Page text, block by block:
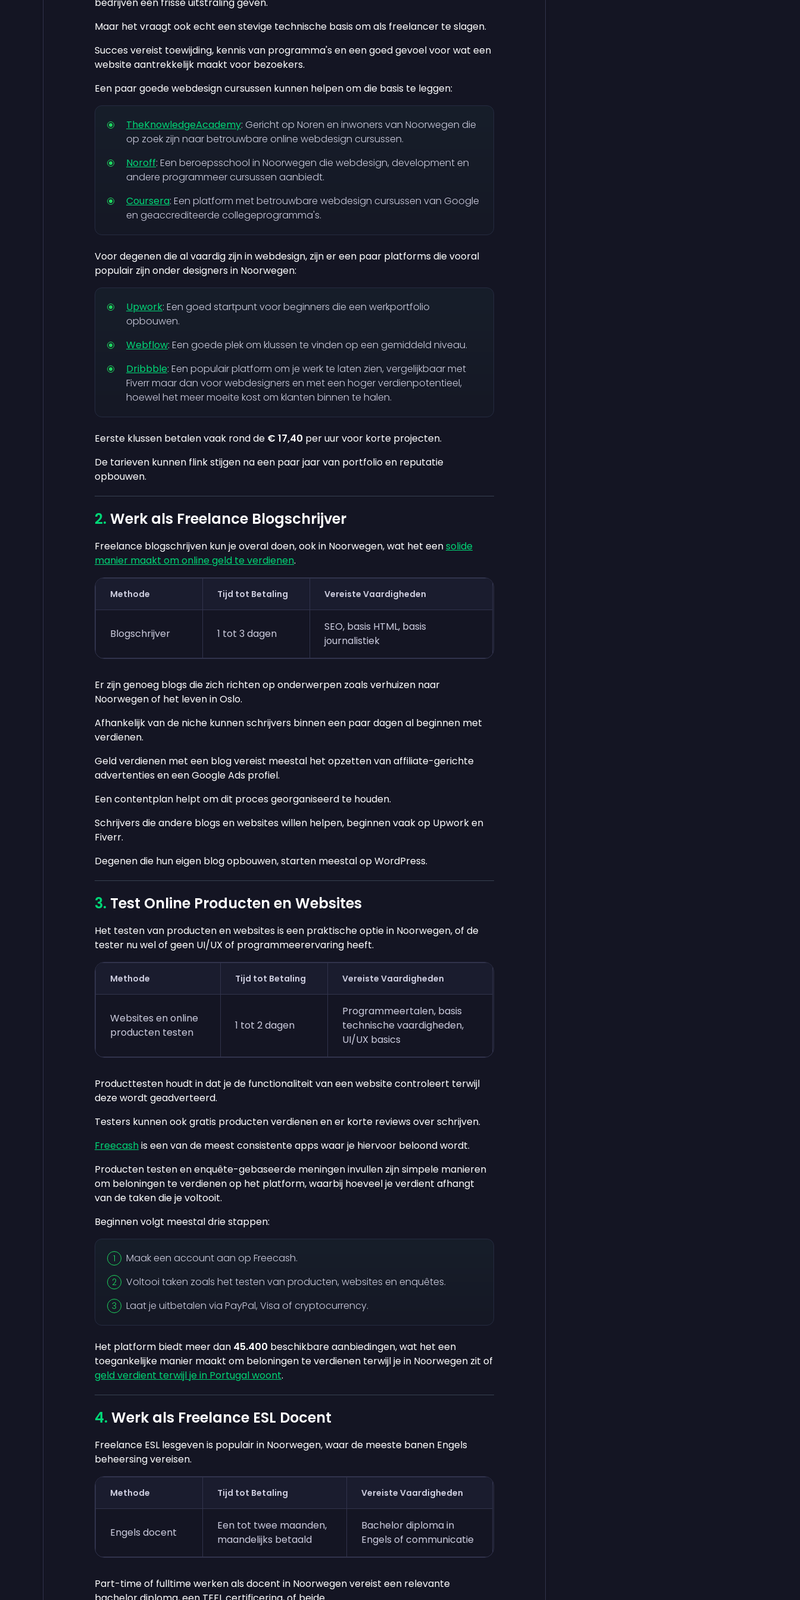
Maar het vraagt ook echt een stevige technische basis om als freelancer te slagen.
Succes vereist toewijding, kennis van programma's en een goed gevoel voor wat een
website aantrekkelijk maakt voor bezoekers.
Een paar goede webdesign cursussen kunnen helpen om die basis te leggen:
TheKnowledgeAcademy: Gericht op Noren en inwoners van Noorwegen die
op zoek zijn naar betrouwbare online webdesign cursussen.
Noroff: Een beroepsschool in Noorwegen die webdesign, development en
andere programmeer cursussen aanbiedt.
Coursera: Een platform met betrouwbare webdesign cursussen van Google
en geaccrediteerde collegeprogramma's.
Voor degenen die al vaardig zijn in webdesign, zijn er een paar platforms die vooral
populair zijn onder designers in Noorwegen:
Upwork: Een goed startpunt voor beginners die een werkportfolio
opbouwen.
Webflow: Een goede plek om klussen te vinden op een gemiddeld niveau.
Dribbble: Een populair platform om je werk te laten zien, vergelijkbaar met
Fiverr maar dan voor webdesigners en met een hoger verdienpotentieel,
hoewel het meer moeite kost om klanten binnen te halen.
Eerste klussen betalen vaak rond de € 17,40 per uur voor korte projecten.
De tarieven kunnen flink stijgen na een paar jaar van portfolio en reputatie
opbouwen.
Werk als Freelance Blogschrijver
Freelance blogschrijven kun je overal doen, ook in Noorwegen, wat het eensolide
manier maakt om online geld te verdienen.
Methode Tijd tot Betaling Vereiste Vaardigheden
Blogschrijver 1 tot 3 dagen
SEO, basis HTML, basis
journalistiek
Er zijn genoeg blogs die zich richten op onderwerpen zoals verhuizen naar
Noorwegen of het leven in Oslo.
Afhankelijk van de niche kunnen schrijvers binnen een paar dagen al beginnen met
verdienen.
Geld verdienen met een blog vereist meestal het opzetten van affiliate-gerichte
advertenties en een Google Ads profiel.
Een contentplan helpt om dit proces georganiseerd te houden.
Schrijvers die andere blogs en websites willen helpen, beginnen vaak op Upwork en
Fiverr.
Degenen die hun eigen blog opbouwen, starten meestal op WordPress.
Test Online Producten en Websites
Het testen van producten en websites is een praktische optie in Noorwegen, of de
tester nu wel of geen UI/UX of programmeerervaring heeft.
Methode Tijd tot Betaling Vereiste Vaardigheden
Websites en online
producten testen
1 tot 2 dagen
Programmeertalen, basis
technische vaardigheden,
UI/UX basics
Producttesten houdt in dat je de functionaliteit van een website controleert terwijl
deze wordt geadverteerd.
Testers kunnen ook gratis producten verdienen en er korte reviews over schrijven.
Freecashis een van de meest consistente apps waar je hiervoor beloond wordt.
Producten testen en enquête-gebaseerde meningen invullen zijn simpele manieren
om beloningen te verdienen op het platform, waarbij hoeveel je verdient afhangt
van de taken die je voltooit.
Beginnen volgt meestal drie stappen:
Maak een account aan op Freecash.
Voltooi taken zoals het testen van producten, websites en enquêtes.
Laat je uitbetalen via PayPal, Visa of cryptocurrency.
Het platform biedt meer dan 45.400 beschikbare aanbiedingen, wat het een
toegankelijke manier maakt om beloningen te verdienen terwijl je in Noorwegen zit of
geld verdient terwijl je in Portugal woont.
Werk als Freelance ESL Docent
Freelance ESL lesgeven is populair in Noorwegen, waar de meeste banen Engels
beheersing vereisen.
Methode Tijd tot Betaling Vereiste Vaardigheden
Engels docent
Een tot twee maanden,
maandelijks betaald
Bachelor diploma in
Engels of communicatie
Part-time of fulltime werken als docent in Noorwegen vereist een relevante